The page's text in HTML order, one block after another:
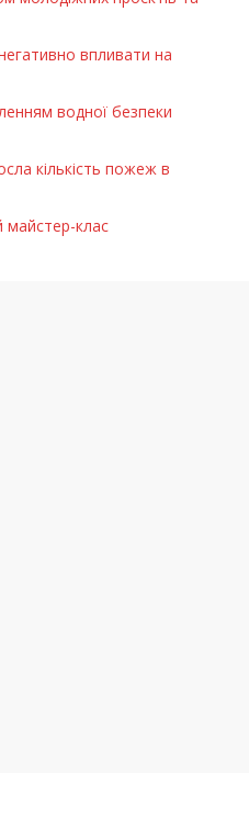
впливати на
водної безпеки
кількість пожеж в
майстер-клас